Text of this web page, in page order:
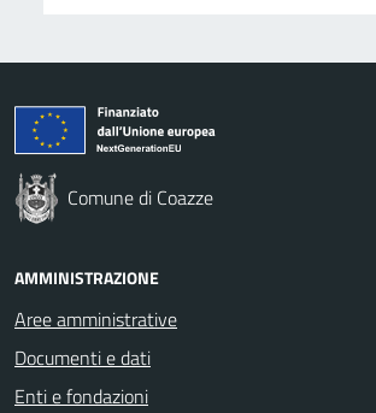
Comune di Coazze
AMMINISTRAZIONE
Aree amministrative
Documenti e dati
Enti e fondazioni